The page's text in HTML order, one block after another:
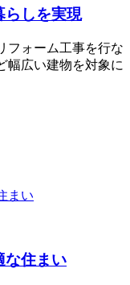
らしを実現
フォーム工事を行な
幅広い建物を対象に
な住まい